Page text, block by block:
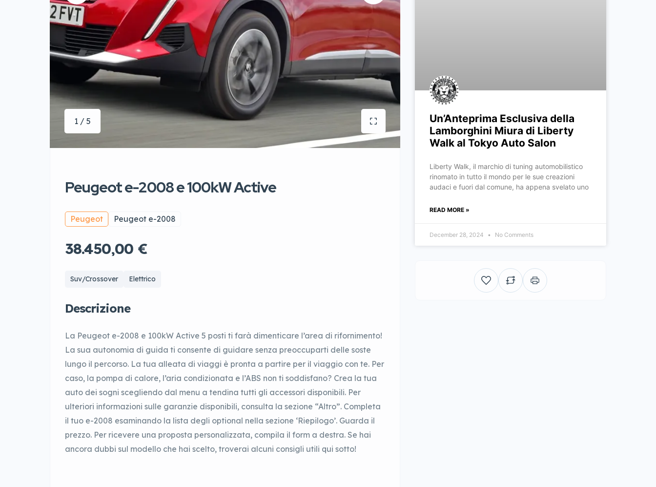
1 / 5
Peugeot e-2008 e 100kW Active
Peugeot Peugeot e-2008
38.450,00 €
Suv/Crossover Elettrico
Descrizione
La Peugeot e-2008 e 100kW Active 5 posti ti farà dimenticare l’area di rifornimento!
La sua autonomia di guida ti consente di guidare senza preoccuparti delle soste
lungo il percorso. La tua alleata di viaggi è pronta a partire per il viaggio con te. Per
caso, la pompa di calore, l’aria condizionata e l’ABS non ti soddisfano? Crea la tua
auto dei sogni scegliendo dal menu a tendina tutti gli accessori disponibili. Per
ulteriori informazioni sulle garanzie disponibili, consulta la sezione “Altro”. Completa
il tuo e-2008 esaminando la lista degli optional nella sezione ‘Riepilogo’. Guarda il
prezzo. Per ricevere una proposta personalizzata, compila il form a destra. Se hai
ancora dubbi sul modello che hai scelto, troverai alcuni consigli utili qui sotto!
Un’Anteprima Esclusiva della
Lamborghini Miura di Liberty
Walk al Tokyo Auto Salon
Liberty Walk, il marchio di tuning automobilistico
rinomato in tutto il mondo per le sue creazioni
audaci e fuori dal comune, ha appena svelato uno
READ MORE »
December 28, 2024 No Comments